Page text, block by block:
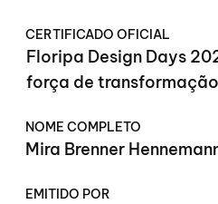
CERTIFICADO OFICIAL
Floripa Design Days
força de transformação
NOME COMPLETO
Mira Brenner
EMITIDO POR